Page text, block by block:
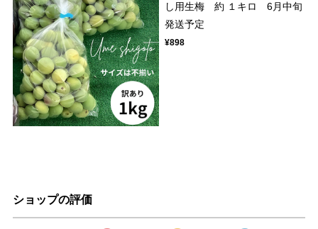
し用生梅 約 １キロ 6月中旬
発送予定
¥898
ショップの評価